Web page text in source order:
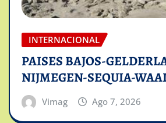
INTERNACIONAL
PAISES BAJOS-
NIJMEGEN-SEQUIA-
Vimag Ago 7, 2026